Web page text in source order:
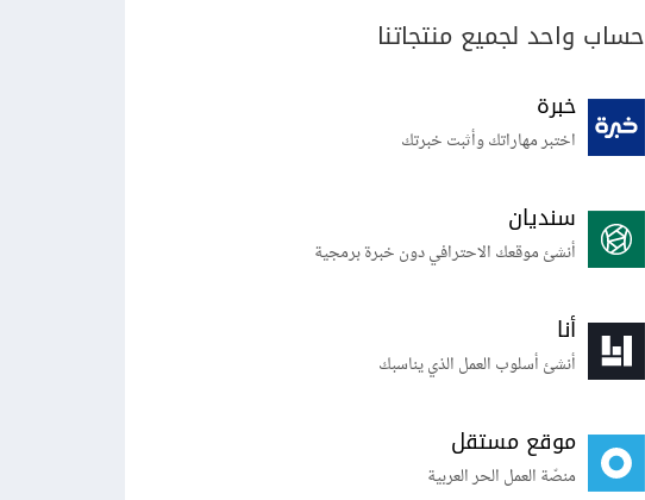
حساب واحد لجميع منتجاتنا
خبرة
اختبر مهاراتك وأثبت خبرتك
سنديان
أنشئ موقعك الاحترافي دون خبرة برمجية
أنا
أنشئ أسلوب العمل الذي يناسبك
موقع مستقل
منصّة العمل الحر العربية